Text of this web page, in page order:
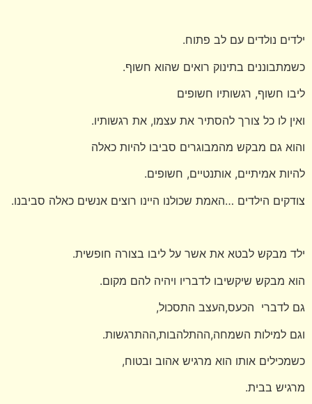
ילדים נולדים עם לב פתוח.
כשמתבוננים בתינוק רואים שהוא חשוף.
ליבו חשוף, רגשותיו חשופים
ואין לו כל צורך להסתיר את עצמו, את רגשותיו.
והוא גם מבקש מהמבוגרים סביבו להיות כאלה
להיות אמיתיים, אותנטיים, חשופים.
צודקים הילדים …האמת שכולנו היינו רוצים אנשים כאלה סביבנו.
ילד מבקש לבטא את אשר על ליבו בצורה חופשית.
הוא מבקש שיקשיבו לדבריו ויהיה להם מקום.
גם לדברי הכעס,העצב התסכול,
וגם למילות השמחה,ההתלהבות,ההתרגשות.
כשמכילים אותו הוא מרגיש אהוב ובטוח,
מרגיש בבית.